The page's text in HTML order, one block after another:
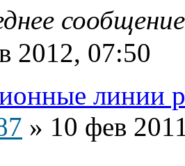
2012, 07:50
линии
» 10 фев